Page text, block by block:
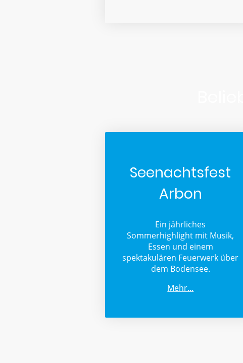
Seenachtsfest
Arbon
Ein jährliches
Sommerhighlight mit Musik,
Essen und einem
spektakulären Feuerwerk über
dem Bodensee.
Mehr...